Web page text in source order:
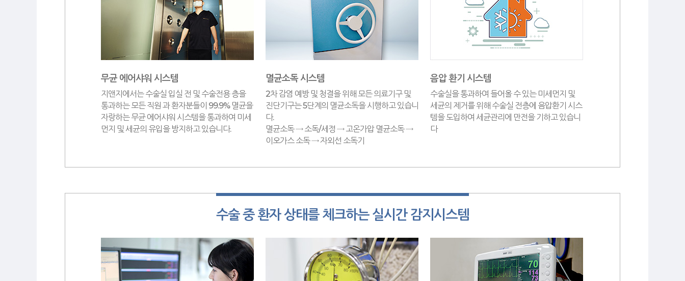
무균 에어샤워 시스템
지앤지에서는 수술실 입실 전 및 수술전용 층을
통과하는 모든 직원 과 환자분들이 99.9% 멸균을
자랑하는 무균 에어샤워 시스템을 통과하여 미세
먼지 및 세균의 유입을 방지하고 있습니다.
멸균소독 시스템
2차 감염 예방 및 청결을 위해 모든 의료기구 및
진단기구는 5단계의 멸균소독을 시행하고 있습니
다.
멸균소독 → 소독/세정 → 고온가압 멸균소독 →
이오가스 소독 → 자외선 소독기
음압 환기 시스템
수술실을 통과하여 들어올 수 있는 미세먼지 및
세균의 제거를 위해 수술실 전층에 음압환기 시스
템을 도입하여 세균관리에 만전을 기하고 있습니
다
수술 중 환자 상태를 체크하는 실시간 감지시스템